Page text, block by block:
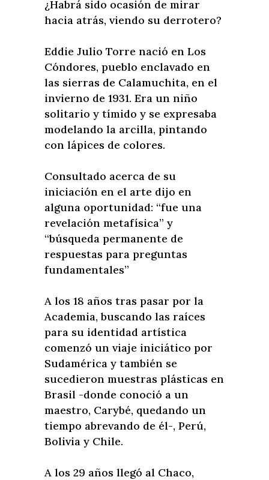
¿Habrá sido ocasión de mirar
hacia atrás, viendo su derrotero?
Eddie Julio Torre nació en Los
Cóndores, pueblo enclavado en
las sierras de Calamuchita, en el
invierno de 1931. Era un niño
solitario y tímido y se expresaba
modelando la arcilla, pintando
con lápices de colores.
Consultado acerca de su
iniciación en el arte dijo en
alguna oportunidad: “fue una
revelación metafísica” y
“búsqueda permanente de
respuestas para preguntas
fundamentales”
A los 18 años tras pasar por la
Academia, buscando las raíces
para su identidad artística
comenzó un viaje iniciático por
Sudamérica y también se
sucedieron muestras plásticas en
Brasil -donde conoció a un
maestro, Carybé, quedando un
tiempo abrevando de él-, Perú,
Bolivia y Chile.
A los 29 años llegó al Chaco,